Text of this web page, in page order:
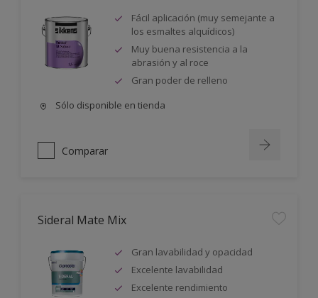
Fácil aplicación (muy semejante a
los esmaltes alquídicos)
Muy buena resistencia a la
abrasión y al roce
Gran poder de relleno
Sólo disponible en tienda
Comparar
Sideral Mate Mix
Gran lavabilidad y opacidad
Excelente lavabilidad
Excelente rendimiento